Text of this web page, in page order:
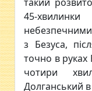
45-
з Безуса,
точно в руках
чотири
Долганський